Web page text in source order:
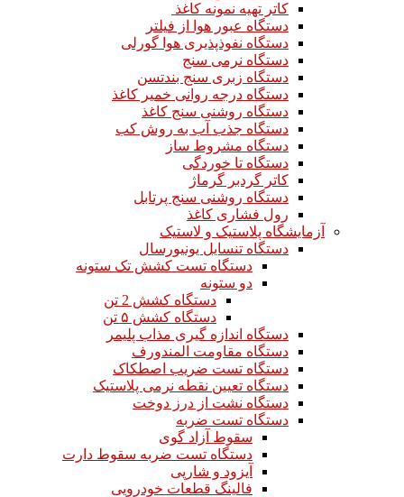
کاتر تهیه نمونه کاغذ
دستگاه عبور هوا از فیلتر
دستگاه نفوذپذیری هوا گورلی
دستگاه نرمی سنج
دستگاه زبری سنج بندتسن
دستگاه درجه روانی خمیر کاغذ
دستگاه روشنی سنج کاغذ
دستگاه جذب آب به روش کب
دستگاه مشروط ساز
دستگاه تا خوردگی
کاتر گردبر گرماژ
دستگاه روشنی سنج پرتابل
رول فشاری کاغذ
آزمایشگاه پلاستیک و لاستیک
دستگاه تنسایل یونیورسال
دستگاه تست کشش تک ستونه
دو ستونه
دستگاه کشش 2 تن
دستگاه کشش ۵ تن
دستگاه اندازه گیری مذاب پلیمر
دستگاه مقاومت المندورف
دستگاه تست ضریب اصطکاک
دستگاه تعیین نقطه نرمی پلاستیک
دستگاه نشت از درز دوخت
دستگاه تست ضربه
سقوط آزاد گوی
دستگاه تست ضربه سقوط دارت
آیزود و شارپی
فالینگ قطعات خودرویی